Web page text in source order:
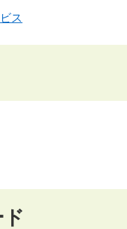
ス